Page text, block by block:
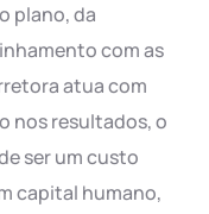
plano, da
com as
atua com
nos resultados, o
ser um custo
capital humano,